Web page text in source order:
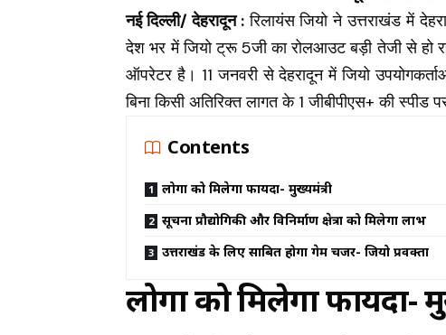
नई दिल्ली/ देहरादून : रिलायंस जियोने उत्तराखंड में
देश भर में जियो ट्रू 5जी का रोलआउट बड़ी तेजी से हो
ऑपरेटर है। 11 जनवरी से देहरादून में जियो
बिना किसी अतिरिक्त लागत के 1 जीबीपीएस+ की स्पीड
Contents
लोगों को मिलेगा फायदा- मुख्यमंत्री
सूचना प्रौद्योगिकी और विनिर्माण क्षेत्रों को मिलेगा लाभ
उत्तराखंड के लिए साबित होगा गेम चेंजर- जियो प्रवक्ता
लोगों को मिलेगा फायदा-